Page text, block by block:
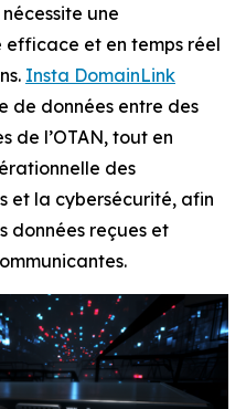
une
et en temps réel
Insta DomainLink
de données entre des
de l’OTAN, tout en
des
et la cybersécurité, afin
données reçues et